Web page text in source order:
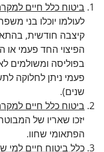
ביטוח כלל חיים
לעולמו יוכלו בני
קיצבה חודשית,
הפיצוי החד פעמי
בפוליסה ומשולמים
פעמי ניתן לחלוקה
שנים).
ביטוח כלל חיים
יזכו שאריו של
הפתאומי שחוו.
כלל ביטוח חיים למי